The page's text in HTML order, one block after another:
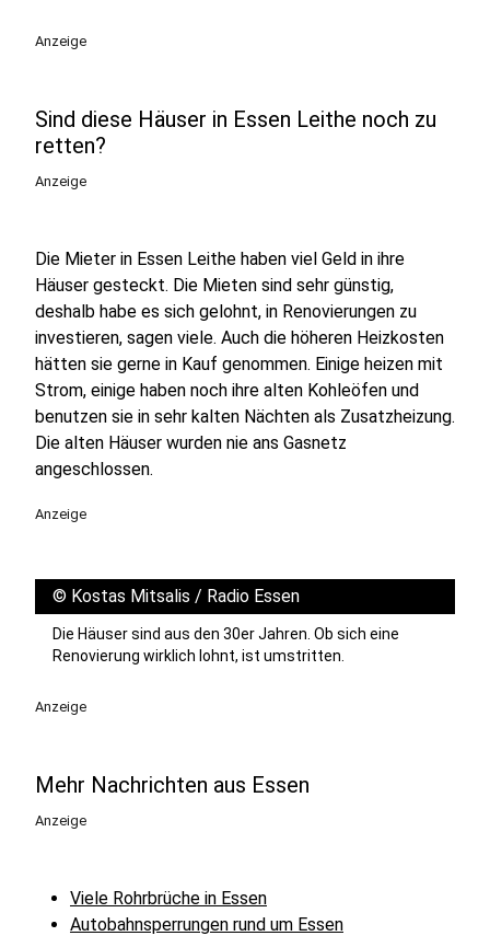
Anzeige
Sind diese Häuser in Essen Leithe noch zu
retten?
Anzeige
Die Mieter in Essen Leithe haben viel Geld in ihre
Häuser gesteckt. Die Mieten sind sehr günstig,
deshalb habe es sich gelohnt, in Renovierungen zu
investieren, sagen viele. Auch die höheren Heizkosten
hätten sie gerne in Kauf genommen. Einige heizen mit
Strom, einige haben noch ihre alten Kohleöfen und
benutzen sie in sehr kalten Nächten als Zusatzheizung.
Die alten Häuser wurden nie ans Gasnetz
angeschlossen.
Anzeige
© Kostas Mitsalis / Radio Essen
Die Häuser sind aus den 30er Jahren. Ob sich eine
Renovierung wirklich lohnt, ist umstritten.
Anzeige
Mehr Nachrichten aus Essen
Anzeige
Viele Rohrbrüche in Essen
Autobahnsperrungen rund um Essen